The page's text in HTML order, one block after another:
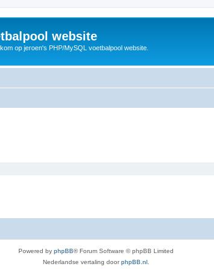
website
op jeroen's PHP/MySQL voetbalpool website.
Powered by phpBB® Forum Software © phpBB Limited
Nederlandse vertaling doorphpBB.nl